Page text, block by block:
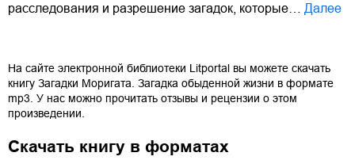
расследования и разрешение загадок, которые…
Далее
На сайте электронной библиотеки Litportal вы можете скачать
книгу Загадки Моригата. Загадка обыденной жизни в формате
mp3 . У нас можно прочитать отзывы и рецензии о этом
произведении.
Скачать книгу в форматах